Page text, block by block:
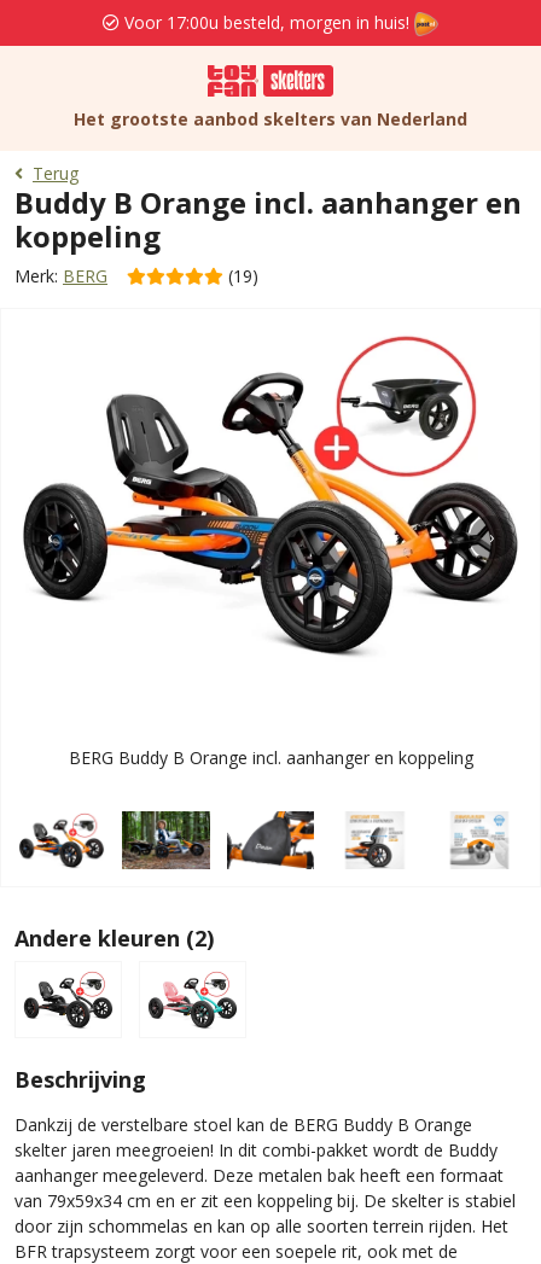
Voor 17:00u besteld, morgen in huis!
Het grootste aanbod skelters van Nederland
Terug
Buddy B Orange incl. aanhanger en
koppeling
Merk: BERG (19)
‹ ›
BERG Buddy B Orange incl. aanhanger en koppeling
Andere kleuren (2)
Beschrijving
Dankzij de verstelbare stoel kan de BERG Buddy B Orange
skelter jaren meegroeien! In dit combi-pakket wordt de Buddy
aanhanger meegeleverd. Deze metalen bak heeft een formaat
van 79x59x34 cm en er zit een koppeling bij. De skelter is stabiel
door zijn schommelas en kan op alle soorten terrein rijden. Het
BFR trapsysteem zorgt voor een soepele rit, ook met de